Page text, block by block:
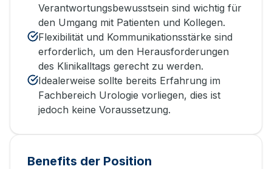
Verantwortungsbewusstsein sind wichtig für
den Umgang mit Patienten und Kollegen.
Flexibilität und Kommunikationsstärke sind
erforderlich, um den Herausforderungen
des Klinikalltags gerecht zu werden.
Idealerweise sollte bereits Erfahrung im
Fachbereich Urologie vorliegen, dies ist
jedoch keine Voraussetzung.
Benefits der Position